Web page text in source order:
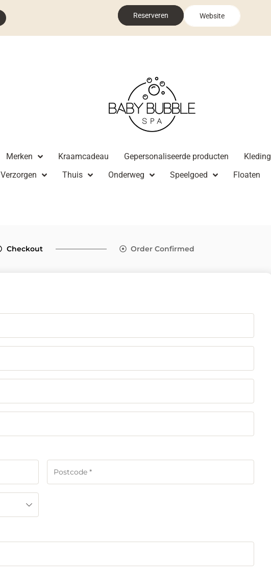
Reserveren Website
Merken Kraamcadeau Gepersonaliseerde producten Kleding
Verzorgen
Thuis Onderweg Speelgoed Floaten
Checkout Order Confirmed